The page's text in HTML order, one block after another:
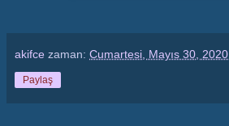
akifce zaman: Cumartesi, Mayıs 30, 2020
Paylaş